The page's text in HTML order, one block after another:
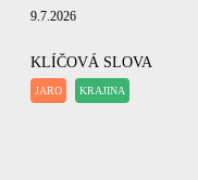
9.7.2026
KLÍČOVÁ SLOVA
JARO KRAJINA